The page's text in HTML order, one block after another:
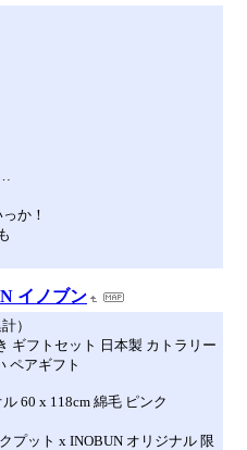
か！
イノブン
）
ギフトセット 日本製 カトラリー
ペアギフト
60 x 118cm 綿毛 ピンク
プット x INOBUN オリジナル 限